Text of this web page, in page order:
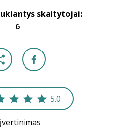
skaitytojai:
6
5.0